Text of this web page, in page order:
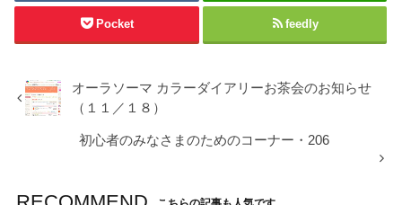
Pocket feedly
オーラソーマ カラーダイアリーお茶会のお知らせ
（１１／１８）
初心者のみなさまのためのコーナー・206